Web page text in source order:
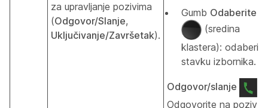
za upravljanje pozivima
(Odgovor/Slanje,
Uključivanje/Završetak).
Gumb Odaberite
(sredina
klastera): odaberite
stavku izbornika.
Odgovor/slanje
Odgovorite na poziv